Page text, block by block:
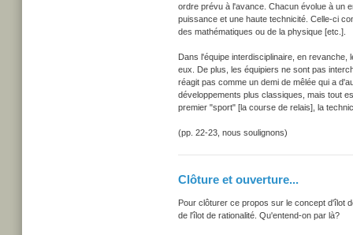
ordre prévu à l'avance. Chacun évolue à un
puissance et une haute technicité. Celle-ci
des mathématiques ou de la physique [etc.].
Dans l'équipe interdisciplinaire, en
eux. De plus, les équipiers ne sont pas
réagit pas comme un demi de mêlée qui a
développements plus classiques, mais tout
premier "sport" [la course de relais], la
(pp. 22-23, nous soulignons)
Clôture et ouverture...
Pour clôturer ce propos sur le concept d'îlot
de l'îlot de rationalité. Qu'entend-on par là?